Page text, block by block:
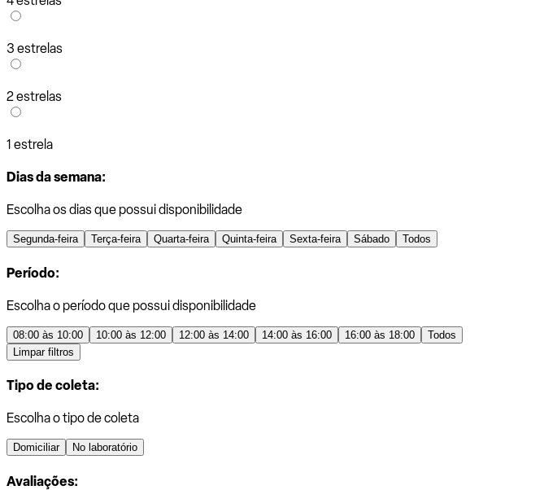
3 estrelas
2 estrelas
1 estrela
Dias da semana:
Escolha os dias que possui disponibilidade
Segunda-feira Terça-feira Quarta-feira Quinta-feira Sexta-feira Sábado Todos
Período:
Escolha o período que possui disponibilidade
08:00 às 10:00 10:00 às 12:00 12:00 às 14:00 14:00 às 16:00 16:00 às 18:00
Todos
Limpar filtros
Tipo de coleta:
Escolha o tipo de coleta
Domiciliar No laboratório
Avaliações: